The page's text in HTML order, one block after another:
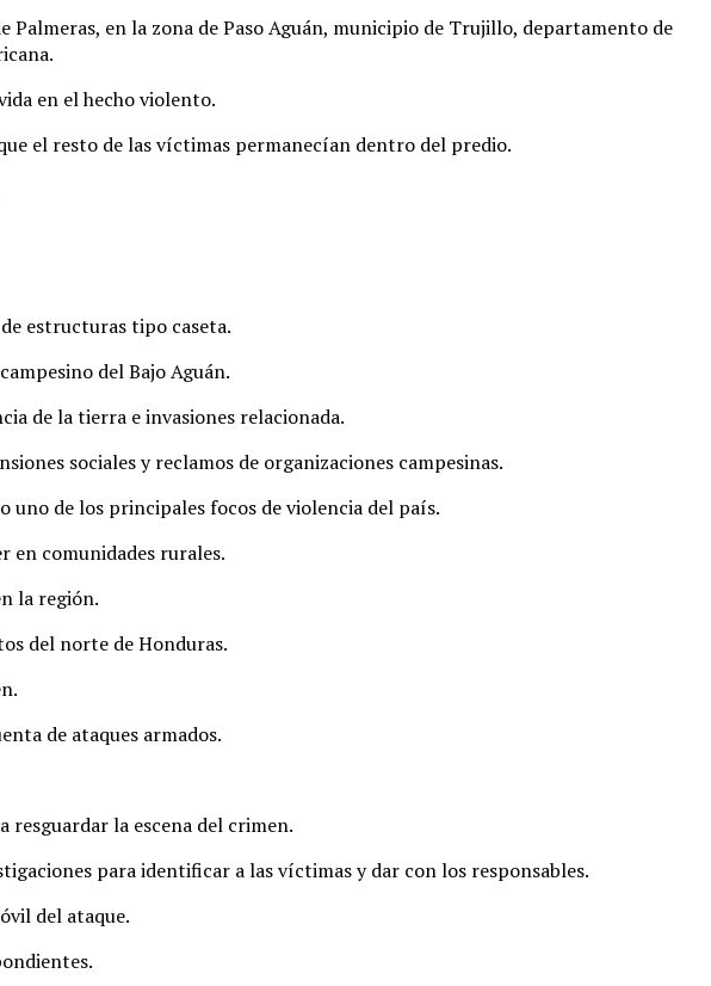
en la zona de Paso Aguán, municipio de Trujillo, departamento de
en el hecho violento.
el resto de las víctimas permanecían dentro del predio.
estructuras tipo caseta.
del Bajo Aguán.
de la tierra e invasiones relacionada.
sociales y reclamos de organizaciones campesinas.
de los principales focos de violencia del país.
en comunidades rurales.
la región.
del norte de Honduras.
de ataques armados.
resguardar la escena del crimen.
para identificar a las víctimas y dar con los responsables.
del ataque.